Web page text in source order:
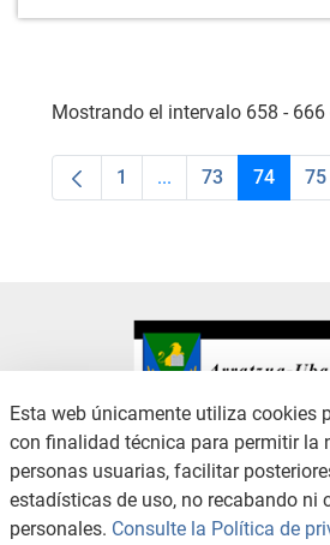
Mostrando el intervalo 658 -
Página
1 ...PáginasPágina
73 Página
74 75
CONTACTO
CANAL DE DENUNCIAS
POLÍTICA DE COOKIES
Esta web únicamente utiliza cookies
con finalidad técnica para permitir la
personas usuarias, facilitar
estadísticas de uso, no recabando ni
personales. Consulte la Política de